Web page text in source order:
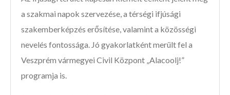
a szakmai napok szervezése, a térségi ifjúsági
szakemberképzés erősítése, valamint a közösségi
nevelés fontossága. Jó gyakorlatként merült fel a
Veszprém vármegyei Civil Központ „Alacoolj!”
programja is.